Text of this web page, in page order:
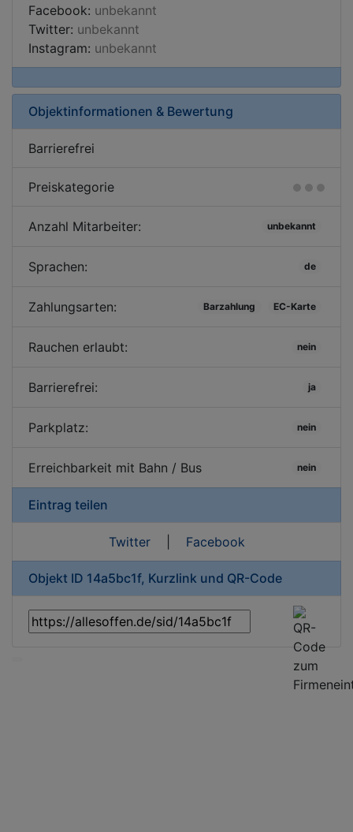
Facebook: unbekannt
Twitter: unbekannt
Instagram: unbekannt
Objektinformationen & Bewertung
Barrierefrei
Preiskategorie
Anzahl Mitarbeiter: unbekannt
Sprachen: de
Zahlungsarten: Barzahlung EC-Karte
Rauchen erlaubt: nein
Barrierefrei: ja
Parkplatz: nein
Erreichbarkeit mit Bahn / Bus nein
Eintrag teilen
Twitter| Facebook
Objekt ID 14a5bc1f, Kurzlink und QR-Code